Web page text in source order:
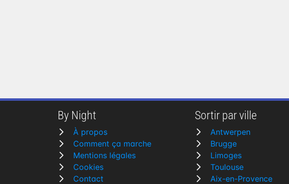
By Night
À propos
Comment ça marche
Mentions légales
Cookies
Contact
Sortir par ville
Antwerpen
Brugge
Limoges
Toulouse
Aix-en-Provence